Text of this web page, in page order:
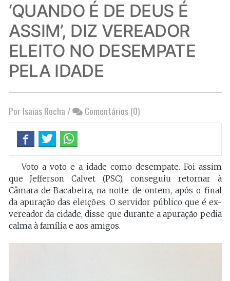
‘QUANDO É DE DEUS É
ASSIM’, DIZ VEREADOR
ELEITO NO DESEMPATE
PELA IDADE
Por Isaias Rocha / Comentários (0)
Voto a voto e a idade como desempate. Foi assim
que Jefferson Calvet (PSC), conseguiu retornar à
Câmara de Bacabeira, na noite de ontem, após o final
da apuração das eleições. O servidor público que é ex-
vereador da cidade, disse que durante a apuração pedia
calma à família e aos amigos.